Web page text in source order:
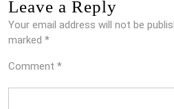
Leave a Reply
Your email address will not be
marked *
Comment *